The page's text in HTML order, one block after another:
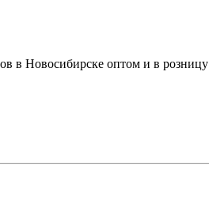
в Новосибирске оптом и в розницу